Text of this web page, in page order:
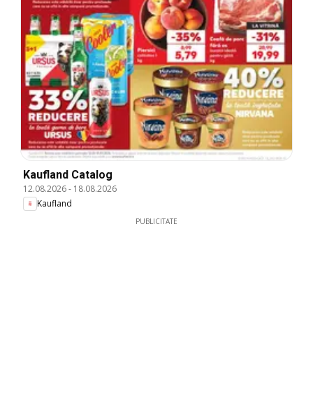
Kaufland Catalog
12.08.2026- 18.08.2026
Kaufland
PUBLICITATE